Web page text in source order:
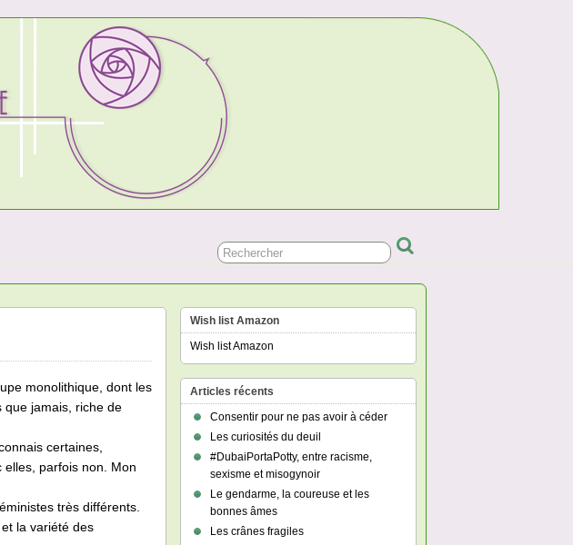
monolithique, dont les
que jamais, riche de
certaines,
parfois non. Mon
très différents.
la variété des
Wish list Amazon
Wish list Amazon
Articles récents
Consentir pour ne pas avoir à céder
Les curiosités du deuil
#DubaiPortaPotty, entre racisme,
sexisme et misogynoir
Le gendarme, la coureuse et les
bonnes âmes
Les crânes fragiles